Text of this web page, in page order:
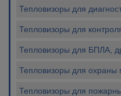
Тепловизоры для
Тепловизоры для
Тепловизоры для БПЛА,
Тепловизоры для
Тепловизоры для